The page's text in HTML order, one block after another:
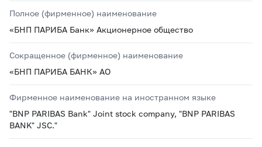
Полное (фирменное) наименование
«БНП ПАРИБА Банк» Акционерное общество
Сокращенное (фирменное) наименование
«БНП ПАРИБА БАНК» АО
Фирменное наименование на иностранном языке
"BNP PARIBAS Bank" Joint stock company, "BNP PARIBAS
BANK" JSC."